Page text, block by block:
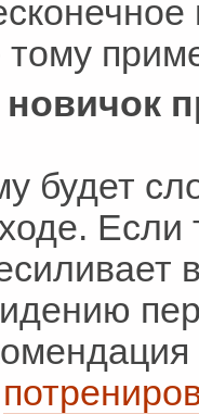
тому
будет
Если